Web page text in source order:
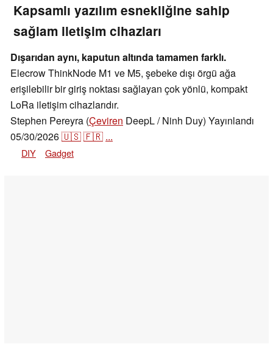
Kapsamlı yazılım esnekliğine sahip
sağlam iletişim cihazları
Dışarıdan aynı, kaputun altında tamamen farklı.
Elecrow ThinkNode M1 ve M5, şebeke dışı örgü ağa
erişilebilir bir giriş noktası sağlayan çok yönlü, kompakt
LoRa iletişim cihazlarıdır.
Stephen Pereyra (Çeviren DeepL / Ninh Duy) Yayınlandı
05/30/2026🇺🇸🇫🇷 ...
DIY Gadget